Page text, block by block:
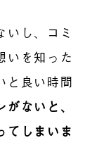
し、コミ
いを知った
と良い時間
ないと、
てしまいま